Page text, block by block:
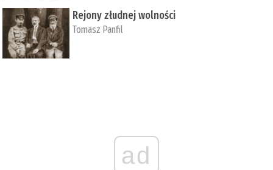
Rejony złudnej wolności
Tomasz Panfil
ad